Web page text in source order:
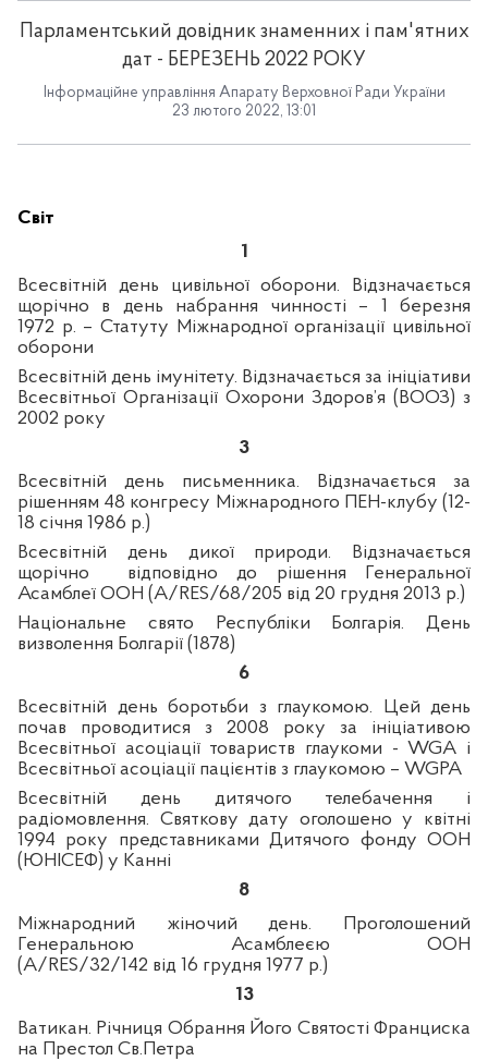
Парламентський довідник знаменних і пам'ятних
дат - БЕРЕЗЕНЬ 2022 РОКУ
Інформаційне управління Апарату Верховної Ради України
23 лютого 2022, 13:01
Світ
1
Всесвітній день цивільної оборони. Відзначається
щорічно в день набрання чинності – 1 березня
1972 р. – Статуту Міжнародної організації цивільної
оборони
Всесвітній день імунітету. Відзначається за ініціативи
Всесвітньої Організації Охорони Здоров’я (ВООЗ) з
2002 року
3
Всесвітній день письменника. Відзначається за
рішенням 48 конгресу Міжнародного ПЕН-клубу (12-
18 січня 1986 р.)
Всесвітній день дикої природи.
Відзначається
щорічно відповідно до рішення Генеральної
Асамблеї ООН (A/RES/68/205 від 20 грудня 2013 р.)
Національне свято Республіки Болгарія. День
визволення Болгарії (1878)
6
Всесвітній день боротьби з глаукомою. Цей день
почав проводитися з 2008 року за ініціативою
Всесвітньої асоціації товариств глаукоми - WGA і
Всесвітньої асоціації пацієнтів з глаукомою – WGPA
Всесвітній день дитячого телебачення і
радіомовлення. Святкову дату оголошено у квітні
1994 року представниками Дитячого фонду ООН
(ЮНІСЕФ) у Канні
8
Міжнародний жіночий день. Проголошений
Генеральною Асамблеєю ООН
(A/ RES/32/142 від 16 грудня 1977 р.)
13
Ватикан. Річниця Обрання Його Святості Франциска
на Престол Cв.Петра